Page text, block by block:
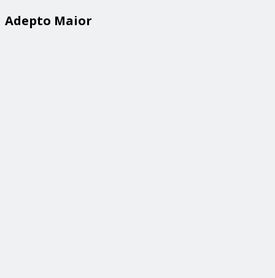
Adepto Maior